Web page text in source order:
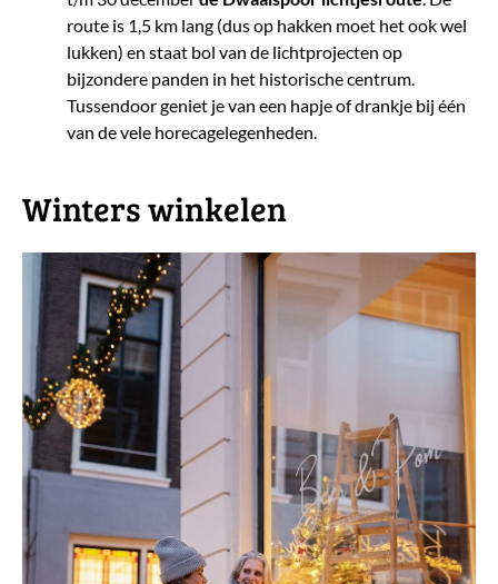
route is 1,5 km lang (dus op hakken moet het ook wel
lukken) en staat bol van de lichtprojecten op
bijzondere panden in het historische centrum.
Tussendoor geniet je van een hapje of drankje bij één
van de vele horecagelegenheden.
​Winters winkelen